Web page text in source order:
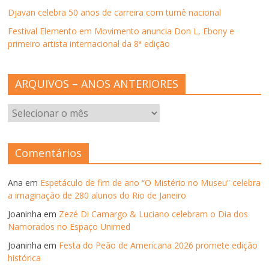
Djavan celebra 50 anos de carreira com turnê nacional
Festival Elemento em Movimento anuncia Don L, Ebony e
primeiro artista internacional da 8ª edição
ARQUIVOS – ANOS ANTERIORES
ARQUIVOS
–
ANTERIORES
Comentários
Ana em Espetáculo de fim de ano “O Mistério no Museu” celebra
a imaginação de 280 alunos do Rio de Janeiro
Joaninha em Zezé Di Camargo & Luciano celebram o Dia dos
Namorados no Espaço Unimed
Joaninha em Festa do Peão de Americana 2026 promete edição
histórica